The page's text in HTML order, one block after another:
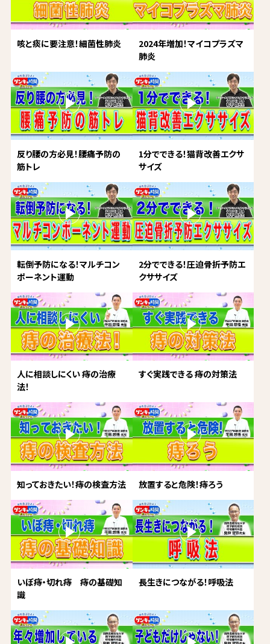
咳と痰に要注意！細菌性肺炎
2024年増加！マイコプラズマ
肺炎
反り腰の方必見！腰痛予防の
筋トレ
1分でできる！猫背改善エクサ
サイズ
転倒予防になる！マルチコン
ポーネント運動
2分でできる！圧迫骨折予防エ
クササイズ
人に相談しにくい 痔の治療
法！
すぐ実践できる 痔の対策法
知っておきたい！痔の検査方法 放置すると危険！痔ろう
いぼ痔・切れ痔 痔の基礎知
識
長生きにつながる！呼吸法